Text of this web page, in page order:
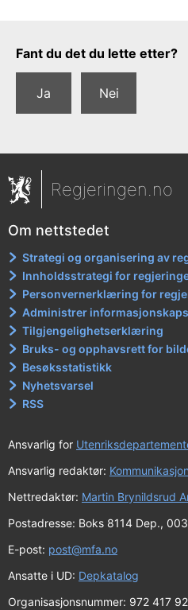
Tilbakemeldingsskjema
Fant du det du lette etter?
Ja Nei
Regjeringen.no
Om nettstedet
Strategi og organisering av
Innholdsstrategi for
Personvernerklæring for
Administrer
Tilgjengelighetserklæring
Bruks- og opphavsrett for
Besøksstatistikk
Nyhetsvarsel
RSS
Ansvarlig for
Ansvarlig redaktør:
Nettredaktør: Martin Brynildsrud
Postadresse: Boks 8114 Dep.,
E-post: post@mfa.no
Ansatte i UD: Depkatalog
Organisasjonsnummer: 972 417